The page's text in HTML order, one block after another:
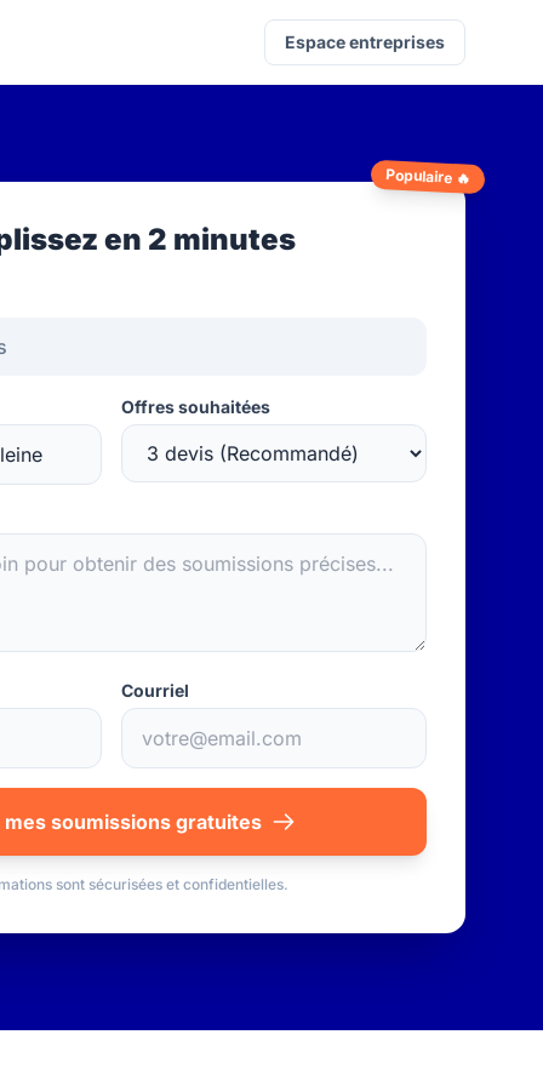
Espace entreprises
Populaire 🔥
en 2 minutes
Offres souhaitées
Courriel
soumissions gratuites
sont sécurisées et confidentielles.